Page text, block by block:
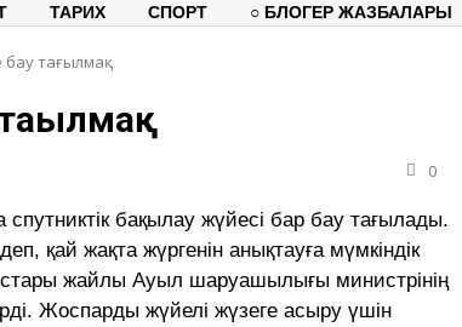
ТАРИХ СПОРТ ○ БЛОГЕР ЖАЗБАЛАРЫ
бау тағылмақ
0
спутниктік бақылау жүйесі бар бау тағылады.
қай жақта жүргенін анықтауға мүмкіндік
жайлы Ауыл шаруашылығы министрінің
Жоспарды жүйелі жүзеге асыру үшін